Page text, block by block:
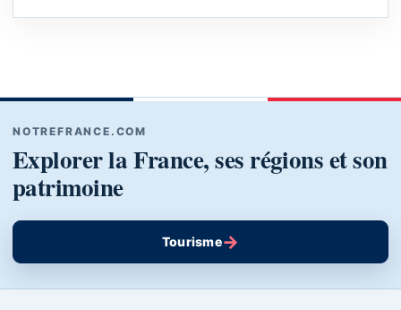
NOTREFRANCE.COM
Explorer la France, ses régions et son
patrimoine
Tourisme→